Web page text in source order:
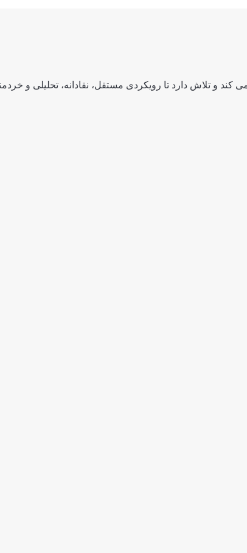
و تلاش دارد تا رویکردی مستقل، نقادانه، تحلیلی و